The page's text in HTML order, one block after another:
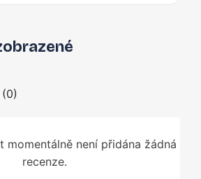
momentálně není přidána žádná
recenze.